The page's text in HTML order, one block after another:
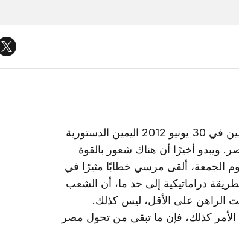
أدى محمد مرسي مرشح الإخوان المسلمين في 30 يونيو 2012 اليمين الدستورية
ويبدو أخيرًا أن هناك شعور بالقوة
يوم الجمعة، ألقى مرسي خطابًا مثيرًا في
دراماتيكية إلى حد ما، أن الشعب
على الأقل، ليس كذلك.
كذلك، فإن ما تبقى من تحول مصر